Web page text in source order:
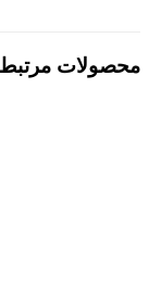
محصولات مرتبط